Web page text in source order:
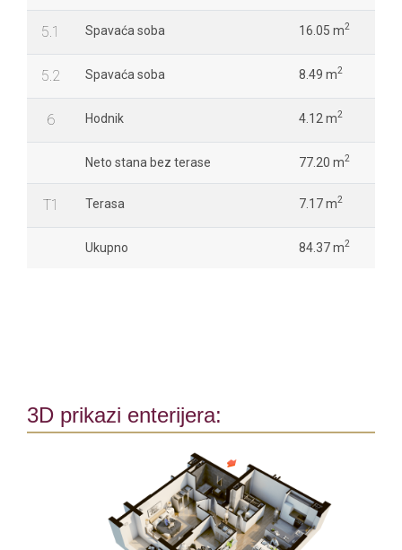
5.1 Spavaća soba 16.05 m2
5.2 Spavaća soba 8.49 m2
6 Hodnik 4.12 m2
Neto stana bez terase 77.20 m2
T1 Terasa 7.17 m2
Ukupno 84.37 m2
3D prikazi enterijera: